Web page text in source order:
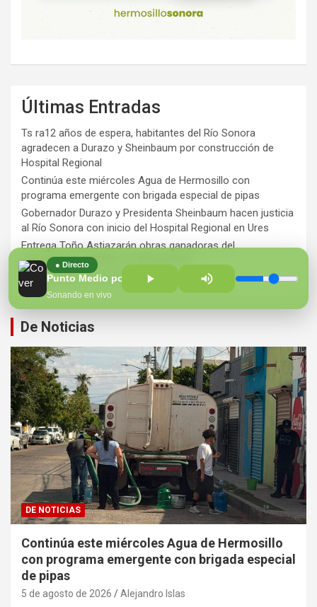
● Directo
Sonando en vivo
Últimas Entradas
Ts ra12 años de espera, habitantes del Río Sonora
agradecen a Durazo y Sheinbaum por construcción de
Hospital Regional
Continúa este miércoles Agua de Hermosillo con
programa emergente con brigada especial de pipas
Gobernador Durazo y Presidenta Sheinbaum hacen justicia
al Río Sonora con inicio del Hospital Regional en Ures
Entrega Toño Astiazarán obras ganadoras del
presupuesto CRECES en Montecarlo
¡Perversidad sin límites!
De Noticias
DE NOTICIAS
Continúa este miércoles Agua de Hermosillo
con programa emergente con brigada especial
de pipas
5 de agosto de 2026 Alejandro Islas